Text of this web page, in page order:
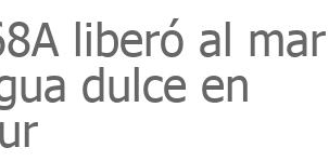
liberó al mar
dulce en